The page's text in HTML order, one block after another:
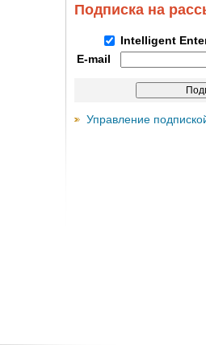
Подписка на
Intelligent
E-mail
Управление